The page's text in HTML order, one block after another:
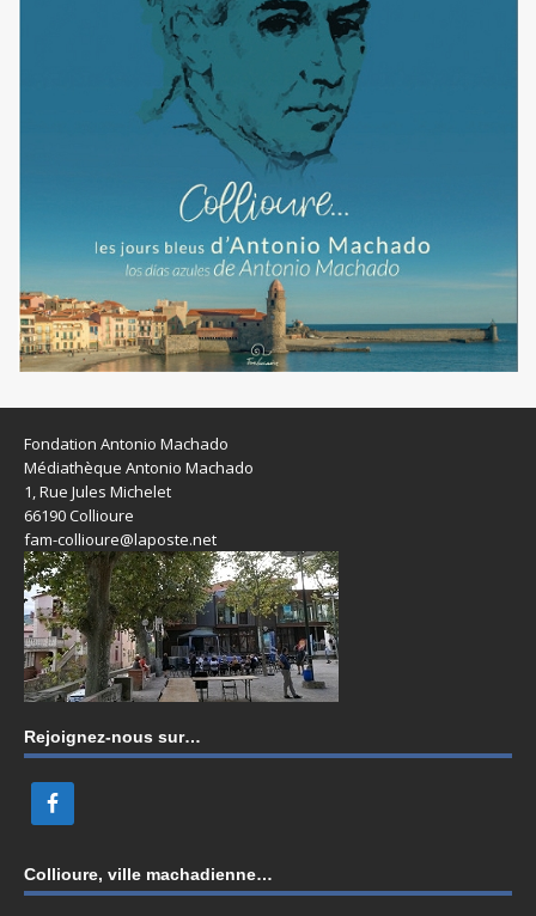
Fondation Antonio Machado
Médiathèque Antonio Machado
1, Rue Jules Michelet
66190 Collioure
fam-collioure@laposte.net
Rejoignez-nous sur…
Collioure, ville machadienne…